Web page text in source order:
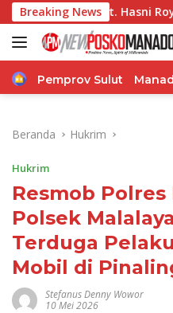
Langsung
ke
konten
Breaking News
Royke Johannis Pola
Home
Pemprov Sulut
Beranda Hukrim
Hukrim
Resmob
Polsek
Terduga
Mobil di
Stefanus Denny Wowor
10 Mei 2026